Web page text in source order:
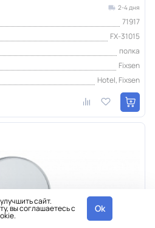
2-4 дня
71917
FX-31015
полка
Fixsen
Hotel, Fixsen
сайт.
вы соглашаетесь с Ok